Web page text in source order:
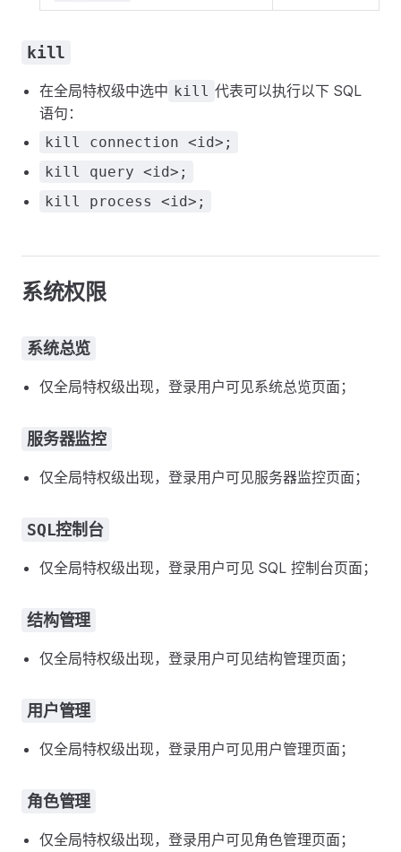
kill
在全局特权级中选中 kill 代表可以执行以下 SQL
语句：
kill connection <id>;
kill query <id>;
kill process <id>;
系统权限
系统总览
仅全局特权级出现，登录用户可见系统总览页面；
服务器监控
仅全局特权级出现，登录用户可见服务器监控页面；
SQL控制台
仅全局特权级出现，登录用户可见 SQL 控制台页面；
结构管理
仅全局特权级出现，登录用户可见结构管理页面；
用户管理
仅全局特权级出现，登录用户可见用户管理页面；
角色管理
仅全局特权级出现，登录用户可见角色管理页面；